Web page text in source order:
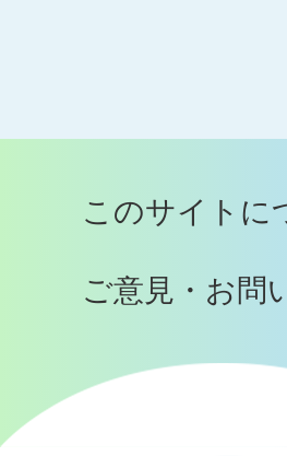
このサイトに
ご意見・お問